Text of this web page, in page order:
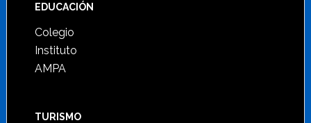
Footer
EDUCACIÓN
Colegio
Instituto
AMPA
TURISMO